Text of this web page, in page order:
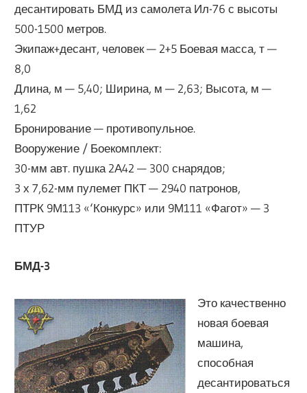
десантировать БМД из самолета Ил-76 с высоты
500-1500 метров.
Экипаж+десант, человек — 2+5 Боевая масса, т —
8,0
Длина, м — 5,40; Ширина, м — 2,63; Высота, м —
1,62
Бронирование — противопульное.
Вооружение / Боекомплект:
30-мм авт. пушка 2А42 — 300 снарядов;
3 х 7,62-мм пулемет ПКТ — 2940 патронов,
ПТРК 9М113 «‘Конкурс» или 9М111 «Фагот» — 3
ПТУР
БМД-3
Это качественно
новая боевая
машина,
способная
десантироваться